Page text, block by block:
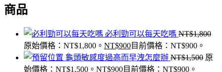
商品
必利勁可以每天吃嗎 NT$1,800
原始價格：NT$1,800。 NT$900目前價格：NT$900。
龜頭敏感度過高而早洩怎麼辦 NT$1,500 原
始價格：NT$1,500。 NT$900目前價格：NT$900。